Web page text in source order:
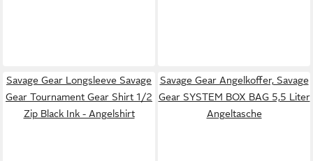
Savage Gear Longsleeve Savage
Gear Tournament Gear Shirt 1/2
Zip Black Ink - Angelshirt
Savage Gear Angelkoffer, Savage
Gear SYSTEM BOX BAG 5,5 Liter
Angeltasche